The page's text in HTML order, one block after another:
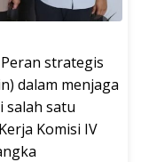
Peran strategis
dalam menjaga
salah satu
Komisi IV